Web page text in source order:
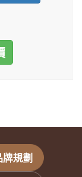
牌規劃